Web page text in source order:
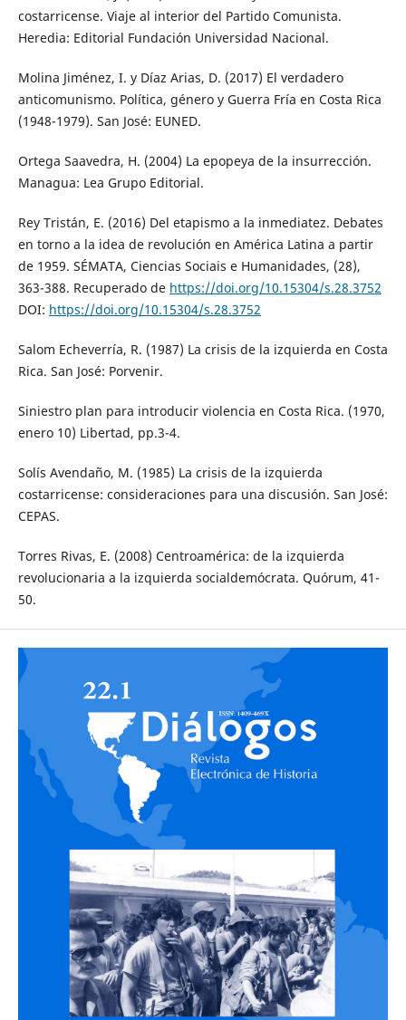
costarricense. Viaje al interior del Partido Comunista.
Heredia: Editorial Fundación Universidad Nacional.
Molina Jiménez, I. y Díaz Arias, D. (2017) El verdadero
anticomunismo. Política, género y Guerra Fría en Costa Rica
(1948-1979). San José: EUNED.
Ortega Saavedra, H. (2004) La epopeya de la insurrección.
Managua: Lea Grupo Editorial.
Rey Tristán, E. (2016) Del etapismo a la inmediatez. Debates
en torno a la idea de revolución en América Latina a partir
de 1959. SÉMATA, Ciencias Sociais e Humanidades, (28),
363-388. Recuperado de https://doi.org/10.15304/s.28.3752
DOI: https://doi.org/10.15304/s.28.3752
Salom Echeverría, R. (1987) La crisis de la izquierda en Costa
Rica. San José: Porvenir.
Siniestro plan para introducir violencia en Costa Rica. (1970,
enero 10) Libertad, pp.3-4.
Solís Avendaño, M. (1985) La crisis de la izquierda
costarricense: consideraciones para una discusión. San José:
CEPAS.
Torres Rivas, E. (2008) Centroamérica: de la izquierda
revolucionaria a la izquierda socialdemócrata. Quórum, 41-
50.